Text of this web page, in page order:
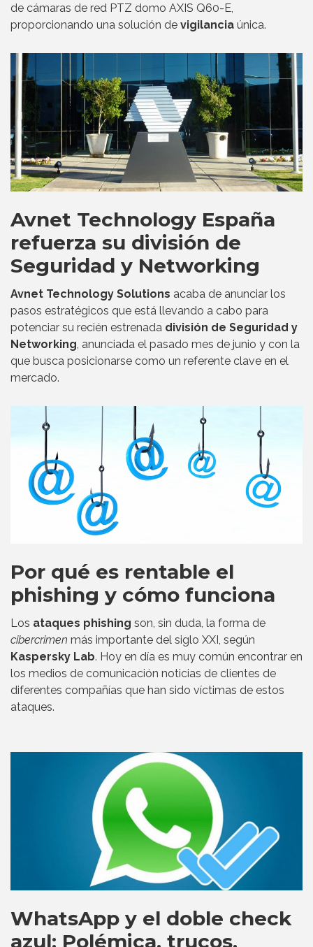
de cámaras de red PTZ domo AXIS Q60-E,
proporcionando una solución de vigilancia única.
Avnet Technology España
refuerza su división de
Seguridad y Networking
Avnet Technology Solutions acaba de anunciar los
pasos estratégicos que está llevando a cabo para
potenciar su recién estrenada división de Seguridad y
Networking, anunciada el pasado mes de junio y con la
que busca posicionarse como un referente clave en el
mercado.
Por qué es rentable el
phishing y cómo funciona
Los ataques phishing son, sin duda, la forma de
cibercrimen más importante del siglo XXI, según
Kaspersky Lab. Hoy en día es muy común encontrar en
los medios de comunicación noticias de clientes de
diferentes compañías que han sido víctimas de estos
ataques.
WhatsApp y el doble check
azul: Polémica, trucos,